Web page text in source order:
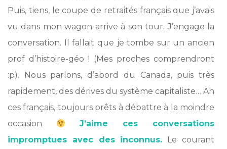
Puis, tiens, le coupe de retraités français que j’avais
vu dans mon wagon arrive à son tour. J’engage la
conversation. Il fallait que je tombe sur un ancien
prof d’histoire-géo ! (Mes proches comprendront
:p). Nous parlons, d’abord du Canada, puis très
rapidement, des dérives du système capitaliste… Ah
ces français, toujours prêts à débattre à la moindre
occasion
J’aime ces conversations
impromptues avec des inconnus. Le courant